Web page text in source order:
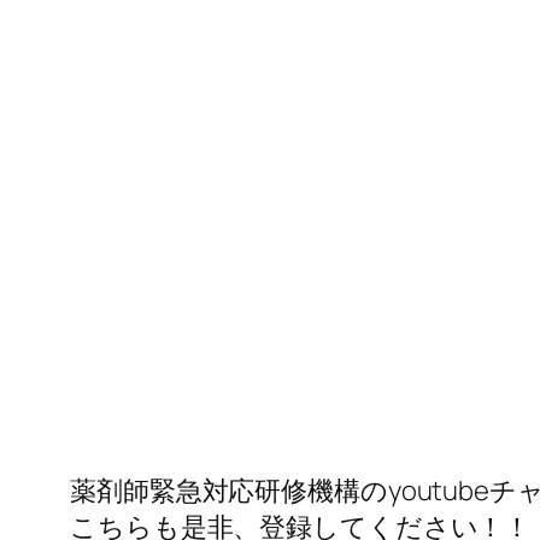
薬剤師緊急対応研修機構のyoutubeチャ
こちらも是非、登録してください！！